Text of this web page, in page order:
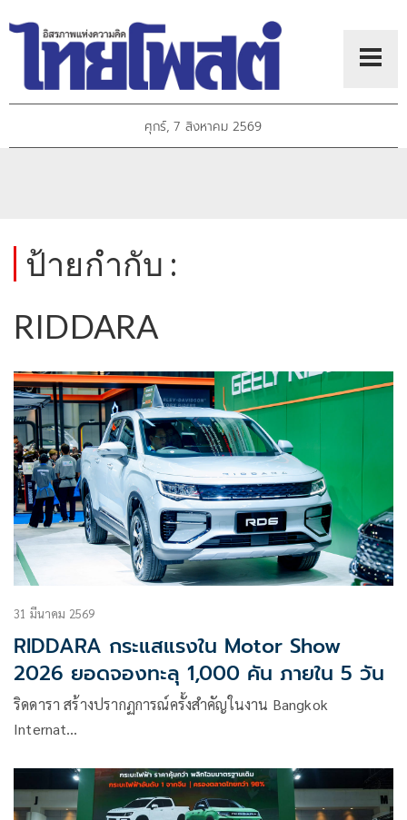
ศุกร์, 7 สิงหาคม 2569
ป้ายกำกับ :
RIDDARA
31 มีนาคม 2569
RIDDARA กระแสแรงใน Motor Show
2026 ยอดจองทะลุ 1,000 คัน ภายใน 5 วัน
ริดดารา สร้างปรากฏการณ์ครั้งสำคัญในงาน Bangkok
Internat…